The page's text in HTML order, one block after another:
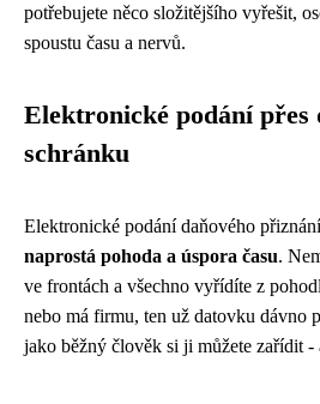
potřebujete něco složitějšího vyřešit,
spoustu času a nervů.
Elektronické podání přes
schránku
Elektronické podání daňového
naprostá pohoda a úspora času.
ve frontách a všechno vyřídíte z
nebo má firmu, ten už datovku dávno
jako běžný člověk si ji můžete zařídit -